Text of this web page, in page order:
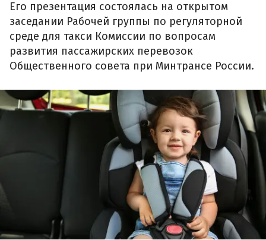
Его презентация состоялась на открытом
заседании Рабочей группы по регуляторной
среде для такси Комиссии по вопросам
развития пассажирских перевозок
Общественного совета при Минтрансе России.